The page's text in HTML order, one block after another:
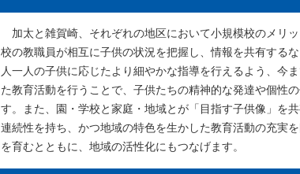
加太と雑賀崎、それぞれの地区において小規模校のメリ
校の教職員が相互に子供の状況を把握し、情報を共有する
人一人の子供に応じたより細やかな指導を行えるよう、今
た教育活動を行うことで、子供たちの精神的な発達や個性
す。また、園・学校と家庭・地域とが「目指す子供像」を
連続性を持ち、かつ地域の特色を生かした教育活動の充実
を育むとともに、地域の活性化にもつなげます。